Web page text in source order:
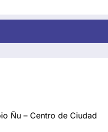
Ñu – Centro de Ciudad